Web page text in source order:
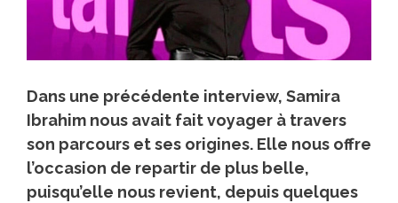
Dans une précédente interview, Samira
Ibrahim nous avait fait voyager à travers
son parcours et ses origines. Elle nous offre
l’occasion de repartir de plus belle,
puisqu’elle nous revient, depuis quelques